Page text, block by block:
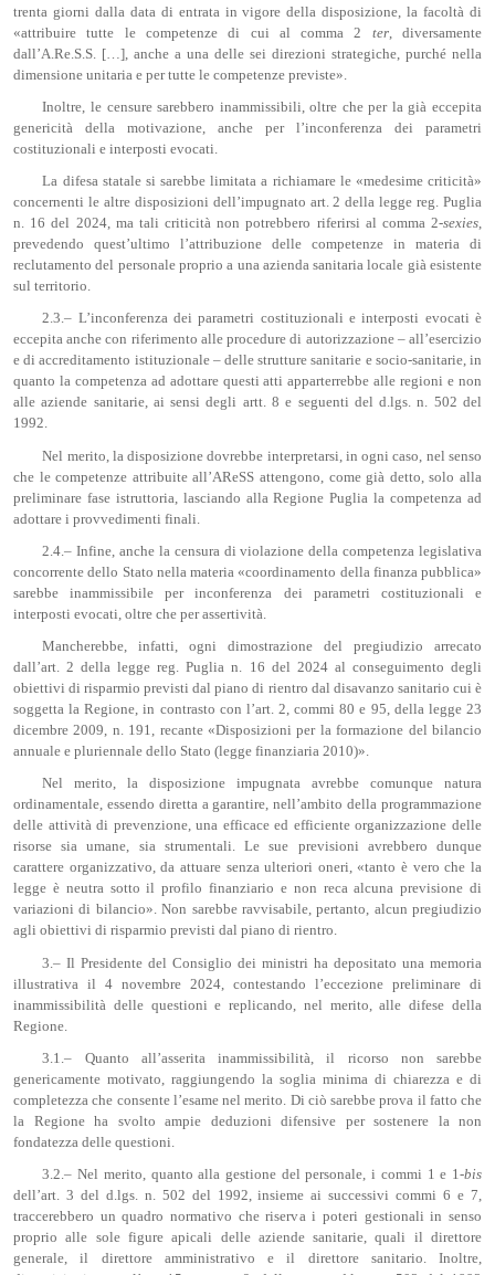
trenta giorni dalla data di entrata in vigore della disposizione, la facoltà di
«attribuire tutte le competenze di cui al comma 2 ter, diversamente
dall’A.Re.S.S. […], anche a una delle sei direzioni strategiche, purché nella
dimensione unitaria e per tutte le competenze previste».
Inoltre, le censure sarebbero inammissibili, oltre che per la già eccepita
genericità della motivazione, anche per l’inconferenza dei parametri
costituzionali e interposti evocati.
La difesa statale si sarebbe limitata a richiamare le «medesime criticità»
concernenti le altre disposizioni dell’impugnato art. 2 della legge reg. Puglia
n. 16 del 2024, ma tali criticità non potrebbero riferirsi al comma 2-sexies,
prevedendo quest’ultimo l’attribuzione delle competenze in materia di
reclutamento del personale proprio a una azienda sanitaria locale già esistente
sul territorio.
2.3.– L’inconferenza dei parametri costituzionali e interposti evocati è
eccepita anche con riferimento alle procedure di autorizzazione – all’esercizio
e di accreditamento istituzionale – delle strutture sanitarie e socio-sanitarie, in
quanto la competenza ad adottare questi atti apparterrebbe alle regioni e non
alle aziende sanitarie, ai sensi degli artt. 8 e seguenti del d.lgs. n. 502 del
1992.
Nel merito, la disposizione dovrebbe interpretarsi, in ogni caso, nel senso
che le competenze attribuite all’AReSS attengono, come già detto, solo alla
preliminare fase istruttoria, lasciando alla Regione Puglia la competenza ad
adottare i provvedimenti finali.
2.4.– Infine, anche la censura di violazione della competenza legislativa
concorrente dello Stato nella materia «coordinamento della finanza pubblica»
sarebbe inammissibile per inconferenza dei parametri costituzionali e
interposti evocati, oltre che per assertività.
Mancherebbe, infatti, ogni dimostrazione del pregiudizio arrecato
dall’art. 2 della legge reg. Puglia n. 16 del 2024 al conseguimento degli
obiettivi di risparmio previsti dal piano di rientro dal disavanzo sanitario cui è
soggetta la Regione, in contrasto con l’art. 2, commi 80 e 95, della legge 23
dicembre 2009, n. 191, recante «Disposizioni per la formazione del bilancio
annuale e pluriennale dello Stato (legge finanziaria 2010)».
Nel merito, la disposizione impugnata avrebbe comunque natura
ordinamentale, essendo diretta a garantire, nell’ambito della programmazione
delle attività di prevenzione, una efficace ed efficiente organizzazione delle
risorse sia umane, sia strumentali. Le sue previsioni avrebbero dunque
carattere organizzativo, da attuare senza ulteriori oneri, «tanto è vero che la
legge è neutra sotto il profilo finanziario e non reca alcuna previsione di
variazioni di bilancio». Non sarebbe ravvisabile, pertanto, alcun pregiudizio
agli obiettivi di risparmio previsti dal piano di rientro.
3.– Il Presidente del Consiglio dei ministri ha depositato una memoria
illustrativa il 4 novembre 2024, contestando l’eccezione preliminare di
inammissibilità delle questioni e replicando, nel merito, alle difese della
Regione.
3.1.– Quanto all’asserita inammissibilità, il ricorso non sarebbe
genericamente motivato, raggiungendo la soglia minima di chiarezza e di
completezza che consente l’esame nel merito. Di ciò sarebbe prova il fatto che
la Regione ha svolto ampie deduzioni difensive per sostenere la non
fondatezza delle questioni.
3.2.– Nel merito, quanto alla gestione del personale, i commi 1 e 1-bis
dell’art. 3 del d.lgs. n. 502 del 1992, insieme ai successivi commi 6 e 7,
traccerebbero un quadro normativo che riserva i poteri gestionali in senso
proprio alle sole figure apicali delle aziende sanitarie, quali il direttore
generale, il direttore amministrativo e il direttore sanitario. Inoltre,